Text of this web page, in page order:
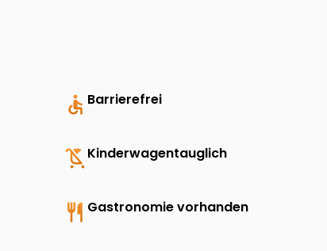
accessible Barrierefrei
child_friendlyKinderwagentauglich
restaurant Gastronomie vorhanden